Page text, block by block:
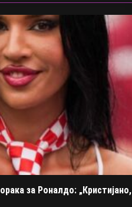
за Роналдо: „Кристијано,